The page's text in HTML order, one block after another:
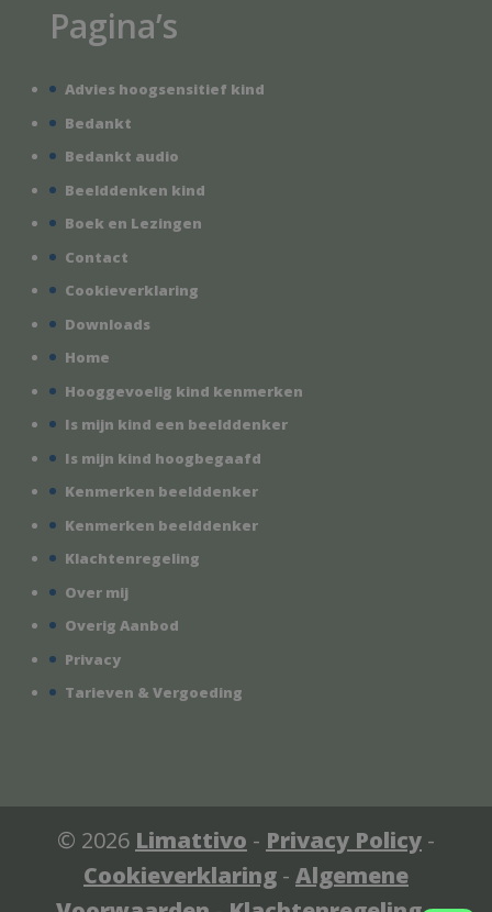
Pagina’s
Advies hoogsensitief kind
Bedankt
Bedankt audio
Beelddenken kind
Boek en Lezingen
Contact
Cookieverklaring
Downloads
Home
Hooggevoelig kind kenmerken
Is mijn kind een beelddenker
Is mijn kind hoogbegaafd
Kenmerken beelddenker
Kenmerken beelddenker
Klachtenregeling
Over mij
Overig Aanbod
Privacy
Tarieven & Vergoeding
© 2026 Limattivo - Privacy Policy-
Cookieverklaring- Algemene